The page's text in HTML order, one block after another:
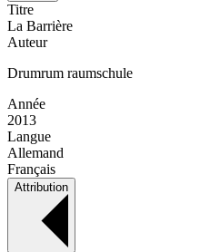
Titre
La Barrière
Auteur
Drumrum raumschule
Année
2013
Langue
Allemand
Français
Attribution